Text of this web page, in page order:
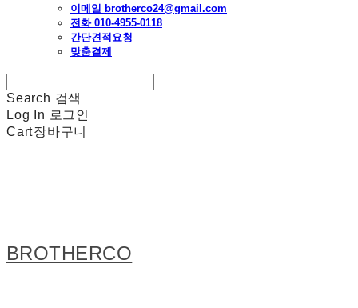
이메일 brotherco24@gmail.com
전화 010-4955-0118
간단견적요청
맞춤결제
Search 검색
Log In 로그인
Cart장바구니
BROTHERCO